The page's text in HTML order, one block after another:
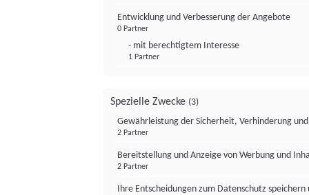
Entwicklung und Verbesserung der Angebote
0 Partner
- mit berechtigtem Interesse
1 Partner
Spezielle Zwecke (3)
Gewährleistung der Sicherheit, Verhinderung
2 Partner
Bereitstellung und Anzeige von Werbung und
2 Partner
Ihre Entscheidungen zum Datenschutz